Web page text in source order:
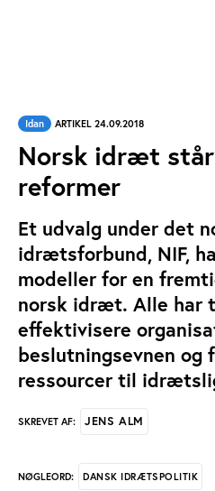
Idan ARTIKEL 24.09.2018
Norsk idræt
reformer
Et udvalg under det
idrætsforbund, NIF,
modeller for en
norsk idræt. Alle har
effektivisere
beslutningsevnen og
ressourcer til
SKREVET AF: JENS ALM
NØGLEORD: DANSK IDRÆTSPOLITIK